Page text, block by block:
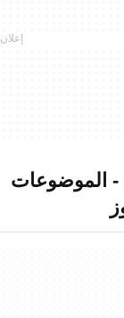
- الموضوعات